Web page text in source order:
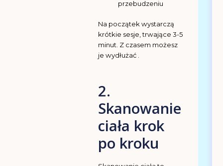
przebudzeniu
Na początek wystarczą
krótkie sesje, trwające 3-5
minut. Z czasem możesz
je wydłużać .
2.
Skanowanie
ciała krok
po kroku